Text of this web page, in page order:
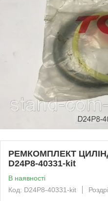
РЕМКОМПЛЕКТ
D24P8-40331-kit
В наявності
Код: D24P8-40331-kit